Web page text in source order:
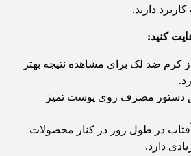
دارند.
:
کرم ضد لک برای مشاهده نتیجه بهتر
دستور مصرف روی پوست تمیز
آفتاب در طول روز در کنار محصولات
دارد.